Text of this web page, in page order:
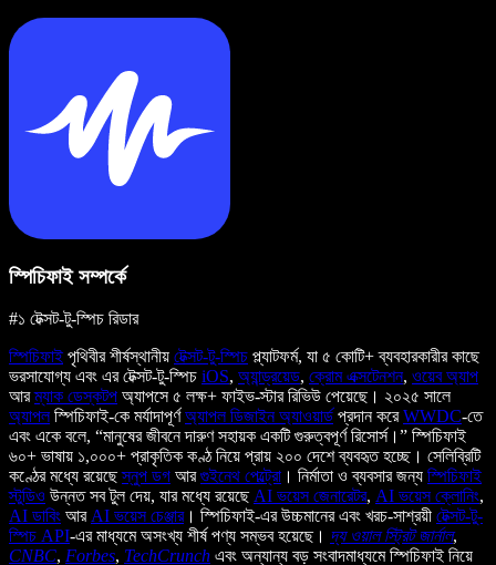
স্পিচিফাই সম্পর্কে
#১ টেক্সট-টু-স্পিচ রিডার
স্পিচিফাই পৃথিবীর শীর্ষস্থানীয় টেক্সট-টু-স্পিচ প্ল্যাটফর্ম, যা ৫ কোটি+ ব্যবহারকারীর কাছে
ভরসাযোগ্য এবং এর টেক্সট-টু-স্পিচ iOS, অ্যান্ড্রয়েড, ক্রোম এক্সটেনশন, ওয়েব অ্যাপ
আরম্যাক ডেস্কটপ অ্যাপসে ৫ লক্ষ+ ফাইভ-স্টার রিভিউ পেয়েছে। ২০২৫ সালে
অ্যাপলস্পিচিফাই-কে মর্যাদাপূর্ণঅ্যাপল ডিজাইন অ্যাওয়ার্ড প্রদান করেWWDC-তে
এবং একে বলে, “মানুষের জীবনে দারুণ সহায়ক একটি গুরুত্বপূর্ণ রিসোর্স।” স্পিচিফাই
৬০+ ভাষায় ১,০০০+ প্রাকৃতিক কণ্ঠ নিয়ে প্রায় ২০০ দেশে ব্যবহৃত হচ্ছে। সেলিব্রিটি
কণ্ঠের মধ্যে রয়েছেস্নুপ ডগ আরগুইনেথ পেল্ট্রো । নির্মাতা ও ব্যবসার জন্য স্পিচিফাই
স্টুডিও উন্নত সব টুল দেয়, যার মধ্যে রয়েছে AI ভয়েস জেনারেটর, AI ভয়েস ক্লোনিং,
AI ডাবিং আর AI ভয়েস চেঞ্জার। স্পিচিফাই-এর উচ্চমানের এবং খরচ-সাশ্রয়ী টেক্সট-টু-
স্পিচ API-এর মাধ্যমে অসংখ্য শীর্ষ পণ্য সম্ভব হয়েছে। দ্য ওয়াল স্ট্রিট জার্নাল,
CNBC, Forbes, TechCrunch এবং অন্যান্য বড় সংবাদমাধ্যমে স্পিচিফাই নিয়ে